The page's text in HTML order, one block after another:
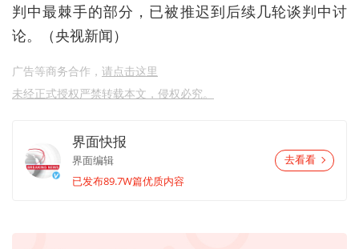
判中最棘手的部分，已被推迟到后续几轮谈判中讨
论。（央视新闻）
广告等商务合作， 请点击这里
未经正式授权严禁转载本文，侵权必究。
界面快报
界面编辑
已发布89.7W篇优质内容
去看看